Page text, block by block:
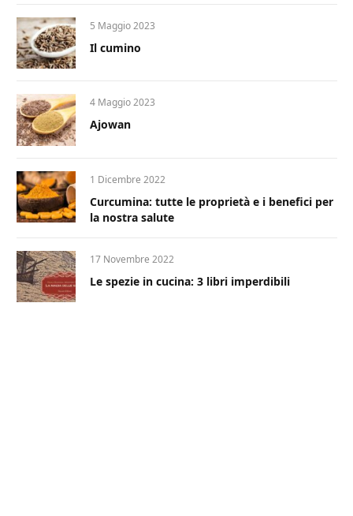
5 Maggio 2023
Il cumino
4 Maggio 2023
Ajowan
1 Dicembre 2022
Curcumina: tutte le proprietà e i benefici per
la nostra salute
17 Novembre 2022
Le spezie in cucina: 3 libri imperdibili